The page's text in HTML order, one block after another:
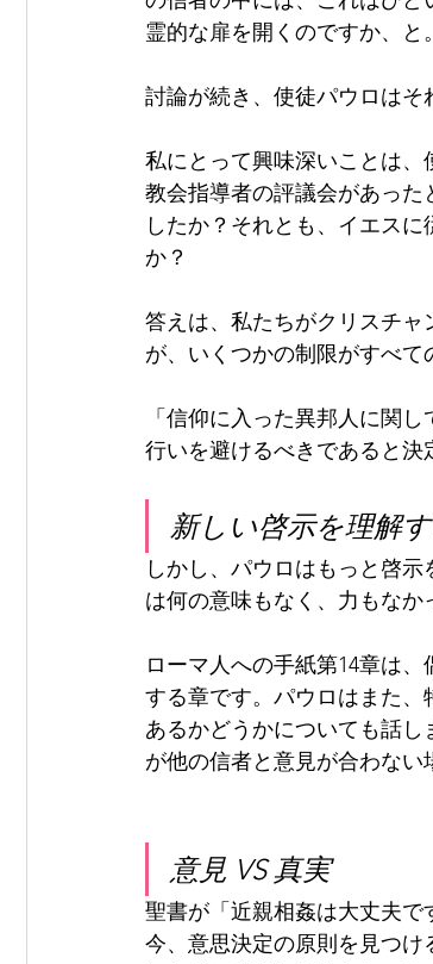
霊的な扉を開くのですか、と。
討論が続き、使徒パウロはそ
私にとって興味深いことは、
教会指導者の評議会があった
したか？それとも、イエス
か？
答えは、私たちがクリスチ
が、いくつかの制限がすべて
「信仰に入った異邦人に関
行いを避けるべきであると決
新しい啓示を理解
しかし、パウロはもっと啓
は何の意味もなく、力もなか
ローマ人への手紙第14章は
する章です。パウロはまた
あるかどうかについても話
が他の信者と意見が合わない
意見 VS 真実
聖書が「近親相姦は大丈夫
今、意思決定の原則を見つけ